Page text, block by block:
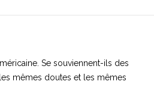
Se souviennent-ils des
mêmes doutes et les mêmes